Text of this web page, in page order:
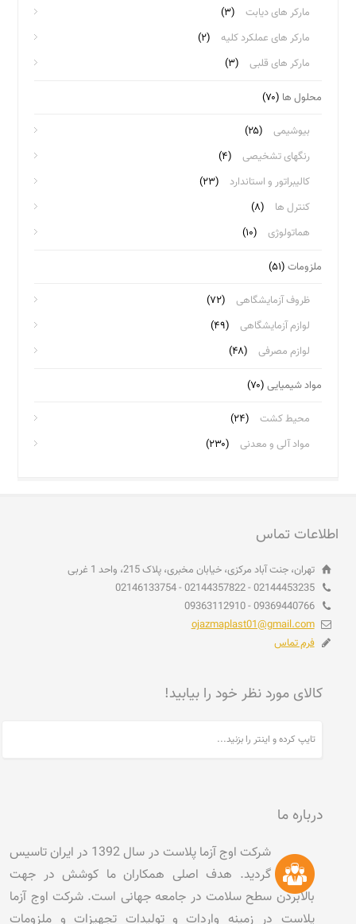
مارکر های دیابت
(۳)
مارکر های عملکرد کلیه
(۲)
مارکر های قلبی
(۳)
محلول ها (۷۰)
بیوشیمی
(۲۵)
رنگهای تشخیصی
(۴)
کالیبراتور و استاندارد
(۲۳)
کنترل ها
(۸)
هماتولوژی
(۱۰)
ملزومات (۵۱)
ظروف آزمایشگاهی
(۷۲)
لوازم آزمایشگاهی
(۴۹)
لوازم مصرفی
(۴۸)
مواد شیمیایی (۷۰)
محیط کشت
(۲۴)
مواد آلی و معدنی
(۲۳۰)
اطلاعات تماس
تهران، جنت آباد مرکزی، خیابان مخبری، پلاک 215، واحد 1 غربی
02144453235 - 02144357822 - 02146133754
09369440766 - 09363112910
ojazmaplast01@gmail.com
فرم تماس
کالای مورد نظر خود را بیابید!
درباره ما
شرکت اوج آزما پلاست در سال 1392 در ایران تاسیس
گردید. هدف اصلی همکاران ما کوشش در جهت
بالابردن سطح سلامت در جامعه جهانی است. شرکت اوج آزما
پلاست در زمینه واردات و تولیدات تجهیزات و ملزومات